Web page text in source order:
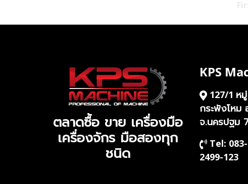
ตลาดซื้อ ขาย เครื่องมือ
เครื่องจักร มือสองทุก
ชนิด
KPS
127/1 ห
กระพังโหม
จ.นครปฐม
Tel: 083-
2499-123